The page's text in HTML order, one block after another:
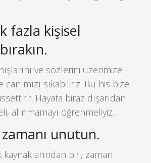
fazla kişisel
ve sözlerini üzerimize
canımızı sıkabiliriz. Bu his bize
Hayata biraz dışarıdan
alınmamayı öğrenmeliyiz.
unutun.
biri, zaman